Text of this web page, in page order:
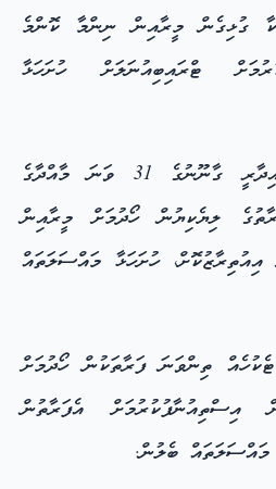
ގުޅިގެން މީރާއިން ނިންމާ ކޮންމެ
ޓްރައިބިއުނަލަށް ހުށަހަޅާ
(ށ) ޓެކްސް ނެގުމާބެހޭ އިދާރީ ގާނޫނުގެ 31 ވަނަ މާއްދާގެ
ލިޔެކިޔުން ހޯދުމަށް މީރާއިން
ހުށަހަޅާ މައްސަލަތައް
ތިންވަނަ ފަރާތަކުން ހޯދުމަށް
އެފަރާތުން
ބެލުން.